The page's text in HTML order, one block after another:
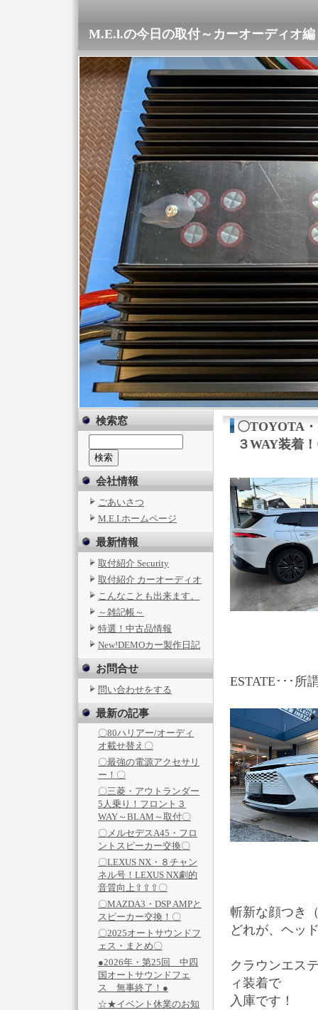
M.E.l.の今日の取付～カーオーディオ編
検索窓
会社情報
ごあいさつ
M.E.I.ホームページ
最新情報
取付紹介 Security
取付紹介 カーオーディオ
こんなことも出来ます。
～雑記帳～
特選！中古品情報
New!DEMOカー製作日記
お問合せ
問い合わせをする
最新の記事
〇80ハリアー/オーディ
オ載せ替え〇
〇最強の電源アクセサリ
ー！〇
〇三菱・アウトランダー
5人乗り！フロント３
WAY～BLAM～取付〇
〇メルセデスA45・フロ
ントスピーカー交換〇
〇LEXUS NX・８チャン
ネル号！LEXUS NX劇的
音質向上⇧⇧⇧〇
〇MAZDA3・DSP AMPと
スピーカー交換！〇
〇2025オートサウンドフ
ェス・まとめ〇
●2026年・第25回 中四
国オートサウンドフェ
ス 無事終了！●
☆★イベント休業のお知
〇TOYOTA
３WAY装着
ESTATE･･･所
斬新な顔つき
どれが、ヘッ
クラウンエス
ィ装着で
入庫です！